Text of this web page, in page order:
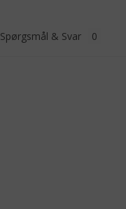
Spørgsmål & Svar